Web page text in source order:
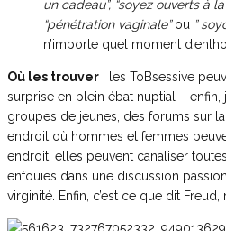
un cadeau”, “soyez ouverts à la
“pénétration vaginale”ou ”
n’importe quel moment
Où les trouver : les ToBsessive
surprise en plein ébat nuptial – enfin,
groupes de jeunes, des forums sur
endroit où hommes et femmes
endroit, elles peuvent canaliser
enfouies dans une discussion
virginité. Enfin, c’est ce que dit Freud,